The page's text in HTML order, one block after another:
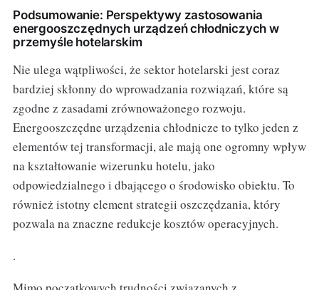
Podsumowanie: Perspektywy zastosowania
energooszczędnych urządzeń chłodniczych w
przemyśle hotelarskim
Nie ulega wątpliwości, że sektor hotelarski jest coraz
bardziej skłonny do wprowadzania rozwiązań, które są
zgodne z zasadami zrównoważonego rozwoju.
Energooszczędne urządzenia chłodnicze to tylko jeden z
elementów tej transformacji, ale mają one ogromny wpływ
na kształtowanie wizerunku hotelu, jako
odpowiedzialnego i dbającego o środowisko obiektu. To
również istotny element strategii oszczędzania, który
pozwala na znaczne redukcje kosztów operacyjnych.
.